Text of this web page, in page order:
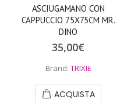
ASCIUGAMANO CON
CAPPUCCIO 75X75CM MR.
DINO
35,00€
Brand: TRIXIE
ACQUISTA